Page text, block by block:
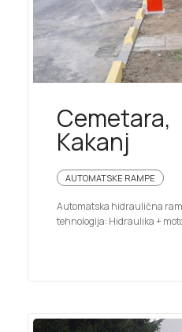
Cemetara,
Kakanj
AUTOMATSKE RAMPE
Automatska hidraulična
tehnologija: Hidraulika +